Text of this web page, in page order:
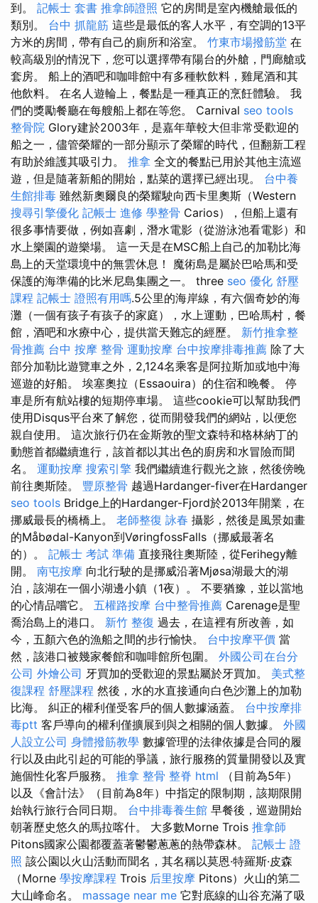
到。 記帳士 套書 推拿師證照 它的房間是室內機艙最低的
類別。 台中 抓龍筋 這些是最低的客人水平，有空調的13平
方米的房間，帶有自己的廁所和浴室。 竹東市場撥筋堂 在
較高級別的情況下，您可以選擇帶有陽台的外艙，門廊艙或
套房。 船上的酒吧和咖啡館中有多種軟飲料，雞尾酒和其
他飲料。 在名人遊輪上，餐點是一種真正的烹飪體驗。 我
們的獎勵餐廳在每艘船上都在等您。 Carnival seo tools
整骨院 Glory建於2003年，是嘉年華較大但非常受歡迎的
船之一，儘管榮耀的一部分顯示了榮耀的時代，但翻新工程
有助於維護其吸引力。 推拿 全文的餐點已用於其他主流巡
遊，但是隨著新船的開始，點菜的選擇已經出現。 台中養
生館排毒 雖然新奧爾良的榮耀駛向西卡里奧斯（Western
搜尋引擎優化 記帳士 進修 學整骨 Carios），但船上還有
很多事情要做，例如喜劇，潛水電影（從游泳池看電影）和
水上樂園的遊樂場。 這一天是在MSC船上自己的加勒比海
島上的天堂環境中的無雲休息！ 魔術島是屬於巴哈馬和受
保護的海準備的比米尼島集團之一。 three seo 優化 舒壓
課程 記帳士 證照有用嗎.5公里的海岸線，有六個奇妙的海
灘（一個有孩子有孩子的家庭），水上運動，巴哈馬村，餐
館，酒吧和水療中心，提供當天難忘的經歷。 新竹推拿整
骨推薦 台中 按摩 整骨 運動按摩 台中按摩排毒推薦 除了大
部分加勒比遊覽車之外，2,124名乘客是阿拉斯加或地中海
巡遊的好船。 埃塞奧拉（Essaouira）的住宿和晚餐。 停
車是所有航站樓的短期停車場。 這些cookie可以幫助我們
使用Disqus平台來了解您，從而開發我們的網站，以便您
親自使用。 這次旅行仍在金斯敦的聖文森特和格林納丁的
動態首都繼續進行，該首都以其出色的廚房和水冒險而聞
名。 運動按摩 搜索引擎 我們繼續進行觀光之旅，然後傍晚
前往奧斯陸。 豐原整骨 越過Hardanger-fiver在Hardanger
seo tools Bridge上的Hardanger-Fjord於2013年開業，在
挪威最長的橋橋上。 老師整復 詠春 攝影，然後是風景如畫
的Måbødal-Kanyon到VøringfossFalls（挪威最著名
的）。 記帳士 考試 準備 直接飛往奧斯陸，從Ferihegy離
開。 南屯按摩 向北行駛的是挪威沿著Mjøsa湖最大的湖
泊，該湖在一個小湖邊小鎮（1夜）。 不要猶豫，並以當地
的心情品嚐它。 五權路按摩 台中整骨推薦 Carenage是聖
喬治島上的港口。 新竹 整復 過去，在這裡有所改善，如
今，五顏六色的漁船之間的步行愉快。 台中按摩平價 當
然，該港口被幾家餐館和咖啡館所包圍。 外國公司在台分
公司 外燴公司 牙買加的受歡迎的景點屬於牙買加。 美式整
復課程 舒壓課程 然後，水的水直接通向白色沙灘上的加勒
比海。 糾正的權利僅受客戶的個人數據涵蓋。 台中按摩排
毒ptt 客戶導向的權利僅擴展到與之相關的個人數據。 外國
人設立公司 身體撥筋教學 數據管理的法律依據是合同的履
行以及由此引起的可能的爭議，旅行服務的質量開發以及實
施個性化客戶服務。 推拿 整骨 整脊 html （目前為5年）
以及《會計法》（目前為8年）中指定的限制期，該期限開
始執行旅行合同日期。 台中排毒養生館 早餐後，巡遊開始
朝著歷史悠久的馬拉喀什。 大多數Morne Trois 推拿師
Pitons國家公園都覆蓋著鬱鬱蔥蔥的熱帶森林。 記帳士 證
照 該公園以火山活動而聞名，其名稱以莫恩·特羅斯·皮森
（Morne 學按摩課程 Trois 后里按摩 Pitons）火山的第二
大山峰命名。 massage near me 它對底線的山谷充滿了吸